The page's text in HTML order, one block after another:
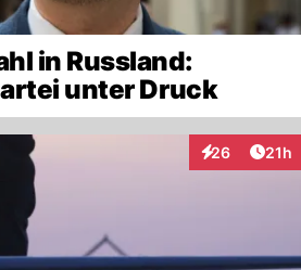
in Russland:
unter Druck
26
Interaktionen
21h